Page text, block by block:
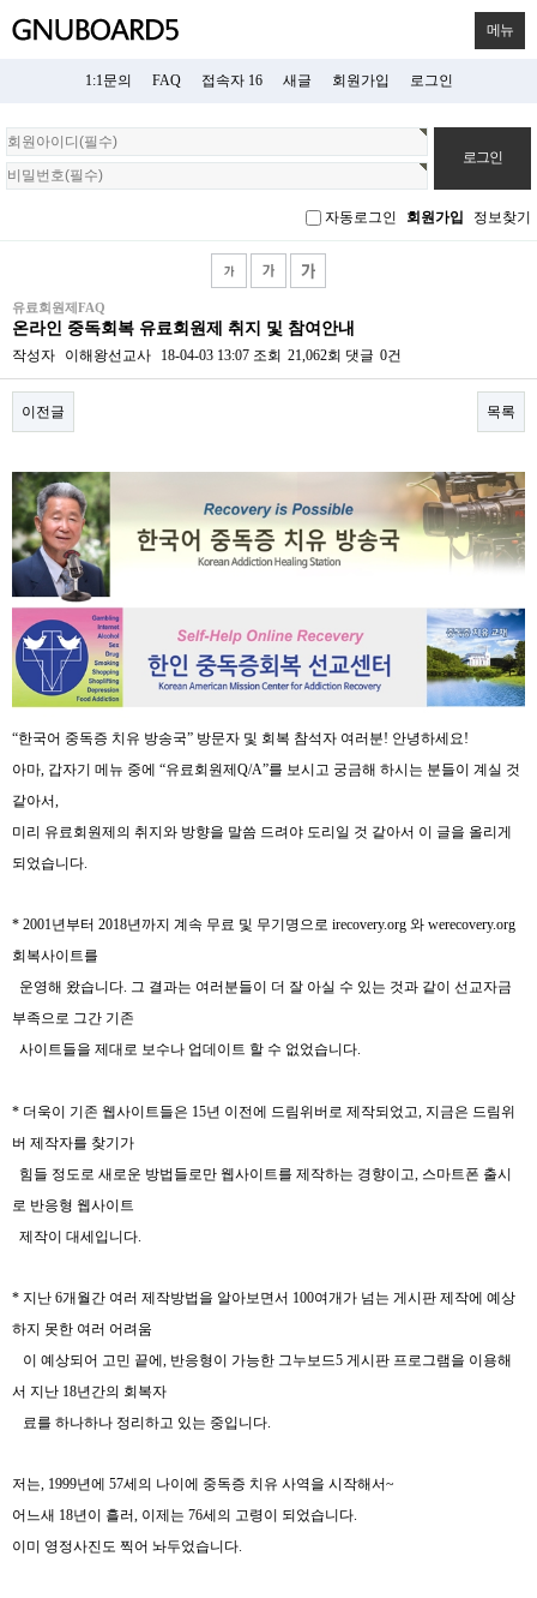
메뉴
1:1문의 FAQ 접속자 16 새글 회원가입 로그인
회
원
로
자동로그인 회원가입 정보찾기
유료회원제FAQ
온라인 중독회복 유료회원제 취지 및 참여안내
작성자 이해왕선교사 18-04-03 13:07 조회 21,062회 댓글 0건
이전글 목록
본문
“한국어 중독증 치유 방송국” 방문자 및 회복 참석자 여러분! 안녕하세요!
아마, 갑자기 메뉴 중에 “유료회원제 Q/A”를 보시고 궁금해 하시는 분들이 계실 것
같아서,
미리 유료회원제의 취지와 방향을 말씀 드려야 도리일 것 같아서 이 글을 올리게
되었습니다.
* 2001년부터 2018년까지 계속 무료 및 무기명으로 irecovery.org 와 werecovery.org
회복사이트를
운영해 왔습니다. 그 결과는 여러분들이 더 잘 아실 수 있는 것과 같이 선교자금
부족으로 그간 기존
사이트들을 제대로 보수나 업데이트 할 수 없었습니다.
* 더욱이 기존 웹사이트들은 15년 이전에 드림위버로 제작되었고, 지금은 드림위
버 제작자를 찾기가
힘들 정도로 새로운 방법들로만 웹사이트를 제작하는 경향이고, 스마트폰 출시
로 반응형 웹사이트
제작이 대세입니다.
* 지난 6개월간 여러 제작방법을 알아보면서 100여개가 넘는 게시판 제작에 예상
하지 못한 여러 어려움
이 예상되어 고민 끝에 , 반응형이 가능한 그누보드5 게시판 프로그램을 이용해
서 지난 18년간의 회복자
료를 하나하나 정리하고 있는 중입니다.
저는, 1999년에 57세의 나이에 중독증 치유 사역을 시작해서~
어느새 18년이 흘러, 이제는 76세의 고령이 되었습니다.
이미 영정사진도 찍어 놔두었습니다.